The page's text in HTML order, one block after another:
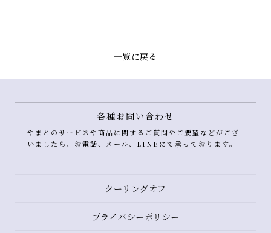
一覧に戻る
各種お問い合わせ
やまとのサービスや商品に関するご質問やご要望などがござ
いましたら、お電話、メール、LINEにて承っております。
クーリングオフ
プライバシーポリシー